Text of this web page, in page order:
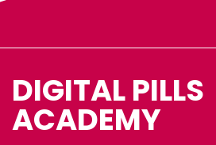
DIGITAL PILLS
ACADEMY